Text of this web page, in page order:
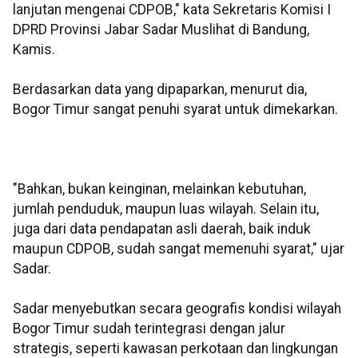
lanjutan mengenai CDPOB," kata Sekretaris Komisi I
DPRD Provinsi Jabar Sadar Muslihat di Bandung,
Kamis.
Berdasarkan data yang dipaparkan, menurut dia,
Bogor Timur sangat penuhi syarat untuk dimekarkan.
"Bahkan, bukan keinginan, melainkan kebutuhan,
jumlah penduduk, maupun luas wilayah. Selain itu,
juga dari data pendapatan asli daerah, baik induk
maupun CDPOB, sudah sangat memenuhi syarat," ujar
Sadar.
Sadar menyebutkan secara geografis kondisi wilayah
Bogor Timur sudah terintegrasi dengan jalur
strategis, seperti kawasan perkotaan dan lingkungan